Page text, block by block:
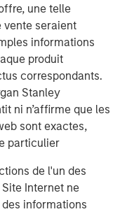
une telle
vente seraient
informations
produit
correspondants.
Stanley
ni n’affirme que les
sont exactes,
particulier
de l'un des
Internet ne
informations
Culture
and Value